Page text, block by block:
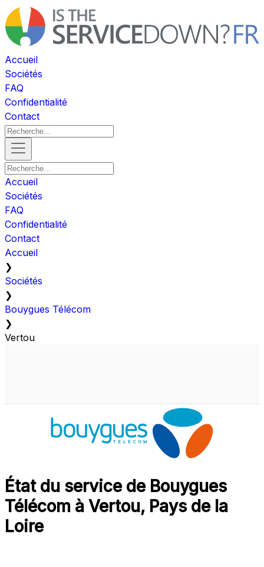
Accueil
Sociétés
FAQ
Confidentialité
Contact
Accueil
Sociétés
FAQ
Confidentialité
Contact
Accueil
❯
Sociétés
❯
Bouygues Télécom
❯
Vertou
État du service de Bouygues
Télécom à Vertou, Pays de la
Loire